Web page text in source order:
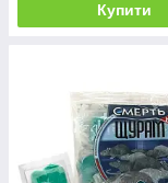
Купити